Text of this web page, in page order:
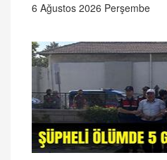
6 Ağustos 2026 Perşembe